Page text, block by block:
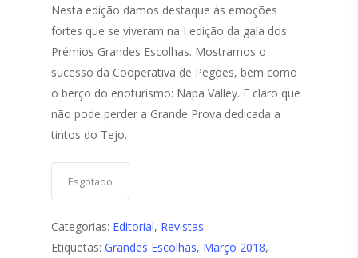
Nesta edição damos destaque às emoções
fortes que se viveram na I edição da gala dos
Prémios Grandes Escolhas. Mostramos o
sucesso da Cooperativa de Pegões, bem como
o berço do enoturismo: Napa Valley. E claro que
não pode perder a Grande Prova dedicada a
tintos do Tejo.
Esgotado
Categorias: Editorial, Revistas
Etiquetas: Grandes Escolhas, Março 2018,